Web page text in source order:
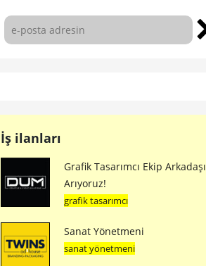
İş ilanları
Grafik Tasarımcı Ekip Arkadaşı
Arıyoruz!
grafik tasarımcı
Sanat Yönetmeni
sanat yönetmeni